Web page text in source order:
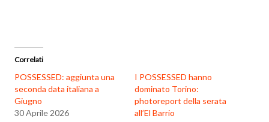
Correlati
POSSESSED: aggiunta una
seconda data italiana a
Giugno
30 Aprile 2026
I POSSESSED hanno
dominato Torino:
photoreport della serata
all’El Barrio